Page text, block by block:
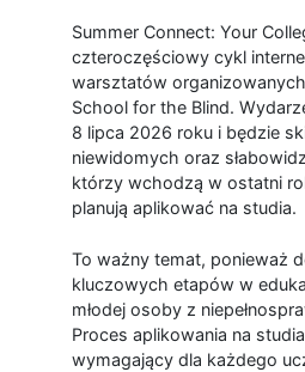
Summer Connect: Your
czteroczęściowy cykl
warsztatów
School for the Blind.
8 lipca 2026 roku i będzie
niewidomych oraz
którzy wchodzą w ostatni
planują aplikować na studia.
To ważny temat, ponieważ
kluczowych etapów w
młodej osoby z
Proces aplikowania na
wymagający dla każdego